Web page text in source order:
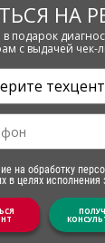
НА
в подарок
с выдачей чек-
на обработку
в целях исполнения